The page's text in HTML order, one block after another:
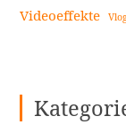
Videoeffekte